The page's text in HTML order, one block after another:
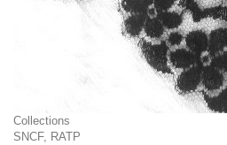
Collections
SNCF, RATP